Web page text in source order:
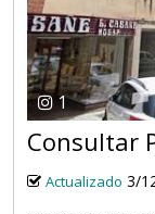
1
Consultar
Actualizado 3/